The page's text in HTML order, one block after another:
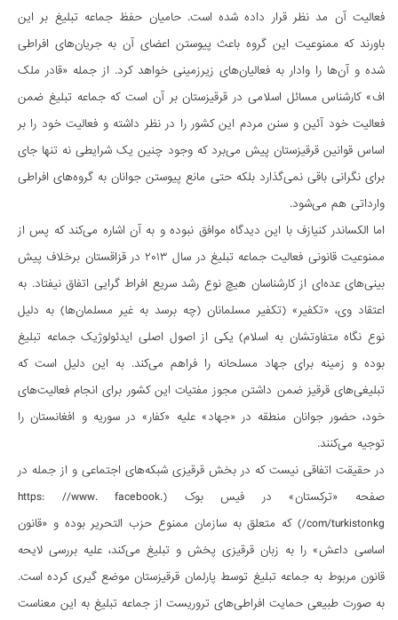
فعالیت آن مد نظر قرار داده شده است. حامیان حفظ جماعه تبلیغ بر این
باورند که ممنوعیت این گروه باعث پیوستن اعضای آن به جریان‌های افراطی
شده و آن‌ها را وادار به فعالیان‌های زیرزمینی خواهد کرد. از جمله «قادر ملک
اف» کار‌شناس مسائل اسلامی در قرقیزستان بر آن است که جماعه تبلیغ ضمن
فعالیت خود آئین و سنن مردم این کشور را در نظر داشته و فعالیت خود را بر
اساس قوانین قرقیزستان پیش می‌برد که وجود چنین یک شرایطی نه تنها جای
برای نگرانی باقی نمی‌گذارد بلکه حتی مانع پیوستن جوانان به گروه‌های افراطی
وارداتی هم می‌شود.
اما الکساندر کنیازف با این دیدگاه موافق نبوده و به آن اشاره می‌کند که پس از
ممنوعیت قانونی فعالیت جماعه تبلیغ در سال ۲۰۱۳ در قزاقستان برخلاف پیش
بینی‌های عده‌ای از کار‌شناسان هیچ نوع رشد سریع افراط گرایی اتفاق نیفتاد. به
اعتقاد وی، «تکفیر» (تکفیر مسلمانان (چه برسد به غیر مسلمان‌ها) به دلیل
نوع نگاه متفاوتشان به اسلام) یکی از اصول اصلی ایدئولوژیک جماعه تبلیغ
بوده و زمینه برای جهاد مسلحانه را فراهم می‌کند. به این دلیل است که
تبلیغی‌های قرقیز ضمن داشتن مجوز مفتیات این کشور برای انجام فعالیت‌های
خود، حضور جوانان منطقه در «جهاد» علیه «کفار» در سوریه و افغانستان را
توجیه می‌کنند.
در حقیقت اتفاقی نیست که در بخش قرقیزی شبکه‌های اجتماعی و از جمله در
صفحه «ترکستان» در فیس بوک (https: //www. facebook.
com/turkistonkg/) که متعلق به سازمان ممنوع حزب التحریر بوده و «قانون
اساسی داعش» را به زبان قرقیزی پخش و تبلیغ می‌کند، علیه بررسی لایحه
قانون مربوط به جماعه تبلیغ توسط پارلمان قرقیزستان موضع گیری کرده است.
به صورت طبیعی حمایت افراطی‌های تروریست از جماعه تبلیغ به این معناست